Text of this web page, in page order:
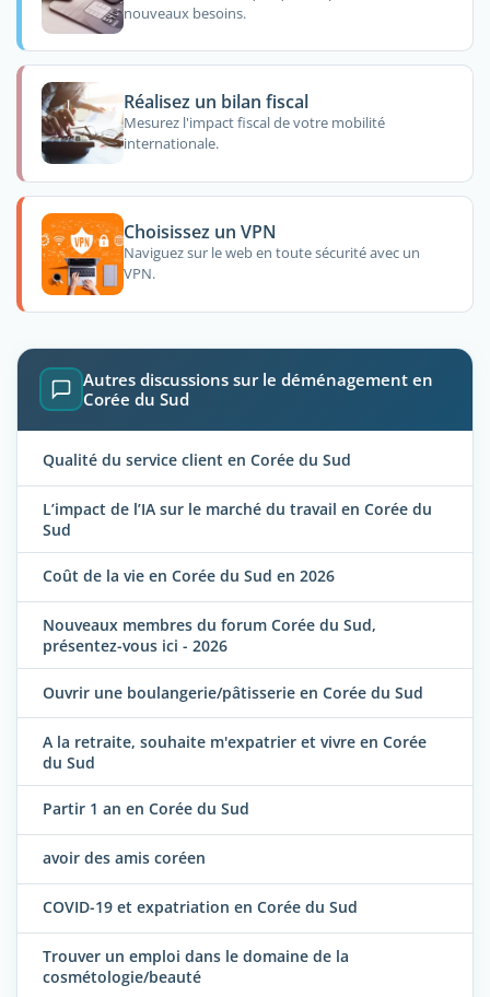
nouveaux besoins.
Réalisez un bilan fiscal
Mesurez l'impact fiscal de votre mobilité
internationale.
Choisissez un VPN
Naviguez sur le web en toute sécurité avec un
VPN.
Autres discussions sur le déménagement en
Corée du Sud
Qualité du service client en Corée du Sud
L’impact de l’IA sur le marché du travail en Corée du
Sud
Coût de la vie en Corée du Sud en 2026
Nouveaux membres du forum Corée du Sud,
présentez-vous ici - 2026
Ouvrir une boulangerie/pâtisserie en Corée du Sud
A la retraite, souhaite m'expatrier et vivre en Corée
du Sud
Partir 1 an en Corée du Sud
avoir des amis coréen
COVID-19 et expatriation en Corée du Sud
Trouver un emploi dans le domaine de la
cosmétologie/beauté